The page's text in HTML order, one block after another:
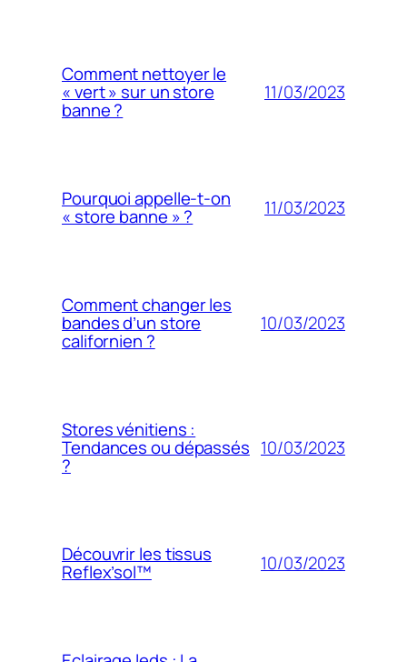
Comment nettoyer le
« vert » sur un store
banne ?
11/03/2023
Pourquoi appelle-t-on
« store banne » ? 11/03/2023
Comment changer les
bandes d’un store
californien ?
10/03/2023
Stores vénitiens :
Tendances ou dépassés
?
10/03/2023
Découvrir les tissus
Reflex’sol™ 10/03/2023